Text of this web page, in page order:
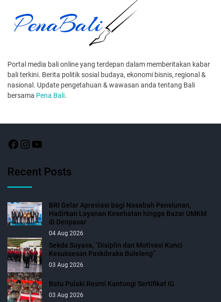
Portal media bali online yang terdepan dalam memberitakan kabar
bali terkini. Berita politik sosial budaya, ekonomi bisnis, regional &
nasional. Update pengetahuan & wawasan anda tentang Bali
bersama Pena Bali.
Recent Posts
BRI Gelar Apresiasi bagi Nasabah Pensiunan,
Hadirkan Layanan Kesehatan hingga Bazar UMKM
di Denpasar
04 Aug 2026
Sekda Suyasa, “Disiplin dan Motivasi Kunci
Kesuksesan Paskibraka Buleleng”
03 Aug 2026
Batu Pulaki Resmi Kantongi Sertifikat IG
03 Aug 2026